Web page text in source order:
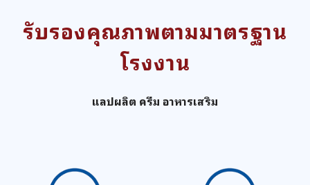
รับรองคุณภาพตามมาตรฐาน
โรงงาน
แลปผลิต ครีม อาหารเสริม